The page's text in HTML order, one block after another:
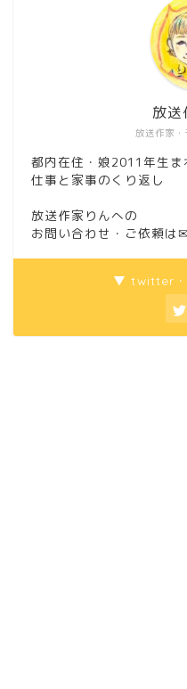
放送作家
放送
都内在住・娘2011年生ま
仕事と家事のくり返し
放送作家りんへの
お問い合わせ・ご依頼は ✉
▼ twitter・